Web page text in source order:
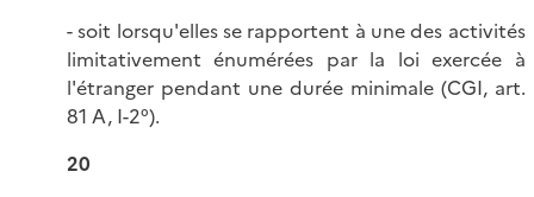
- soit lorsqu'elles se rapportent à une des activités
limitativement énumérées par la loi exercée à
l'étranger pendant une durée minimale (CGI, art.
81 A, I-2°).
20